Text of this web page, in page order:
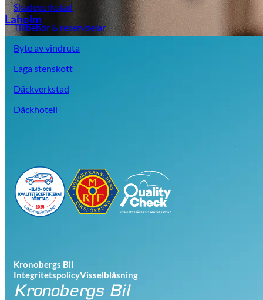
Laholm
Skadeverkstad
Tillbehör & reservdelar
Byte av vindruta
Laga stenskott
Däckverkstad
Däckhotell
Kronobergs Bil
IntegritetspolicyVisselblåsning